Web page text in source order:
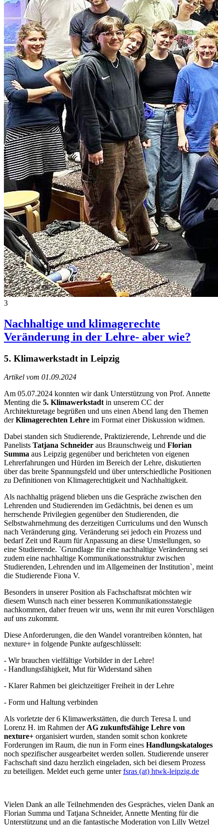
3
Nachhaltige und klimagerechte
Veränderung in der Lehre- aber wie?
5. Klimawerkstadt in Leipzig
Artikel vom 01.09.2024
Am 05.07.2024 konnten wir dank Unterstützung von Prof. Annette
Menting die 5. Klimawerkstadt in unserem CC der
Architekturetage begrüßen und uns einen Abend lang den Themen
derKlimagerechten Lehre im Format einer Diskussion widmen.
Dabei standen sich Studierende, Praktizierende, Lehrende und die
Panelists Tatjana Schneider aus Braunschweig und Florian
Summa aus Leipzig gegenüber und berichteten von eigenen
Lehrerfahrungen und Hürden im Bereich der Lehre, diskutierten
über das breite Spannungsfeld und über unterschiedliche Positionen
zu Definitionen von Klimagerechtigkeit und Nachhaltigkeit.
Als nachhaltig prägend blieben uns die Gespräche zwischen den
Lehrenden und Studierenden im Gedächtnis, bei denen es um
herrschende Privilegien gegenüber den Studierenden, die
Selbstwahrnehmung des derzeitigen Curriculums und den Wunsch
nach Veränderung ging. Veränderung sei jedoch ein Prozess und
bedarf Zeit und Raum für Anpassung an diese Umstellungen, so
eine Studierende. `Grundlage für eine nachhaltige Veränderung sei
zudem eine nachhaltige Kommunikationsstruktur zwischen
Studierenden, Lehrenden und im Allgemeinen der Institution`, meint
die Studierende Fiona V.
Besonders in unserer Position als Fachschaftsrat möchten wir
diesem Wunsch nach einer besseren Kommunikationsstategie
nachkommen, daher freuen wir uns, wenn ihr mit euren Vorschlägen
auf uns zukommt.
Diese Anforderungen, die den Wandel vorantreiben könnten, hat
nexture+ in folgende Punkte aufgeschlüsselt:
- Wir brauchen vielfältige Vorbilder in der Lehre!
- Handlungsfähigkeit, Mut für Widerstand sähen
- Klarer Rahmen bei gleichzeitiger Freiheit in der Lehre
- Form und Haltung verbinden
Als vorletzte der 6 Klimawerkstätten, die durch Teresa I. und
Lorenz H. im Rahmen der AG zukunftsfähige Lehre von
nexture+ organisiert wurden, standen somit schon konkrete
Forderungen im Raum, die nun in Form eines Handlungskataloges
noch spezifischer ausgearbeitet werden sollen. Studierende unserer
Fachschaft sind dazu herzlich eingeladen, sich bei diesem Prozess
zu beteiligen. Meldet euch gerne unterfsras (at) htwk-leipzig.de
Vielen Dank an alle Teilnehmenden des Gespräches, vielen Dank an
Florian Summa und Tatjana Schneider, Annette Menting für die
Unterstützung und an die fantastische Moderation von Lilly Wetzel